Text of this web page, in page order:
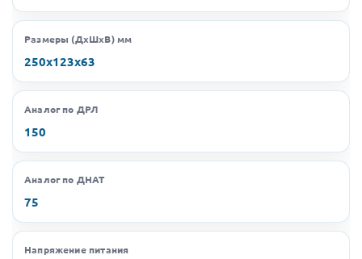
Размеры (ДхШхВ) мм
250х123х63
Аналог по ДРЛ
150
Аналог по ДНАТ
75
Напряжение питания